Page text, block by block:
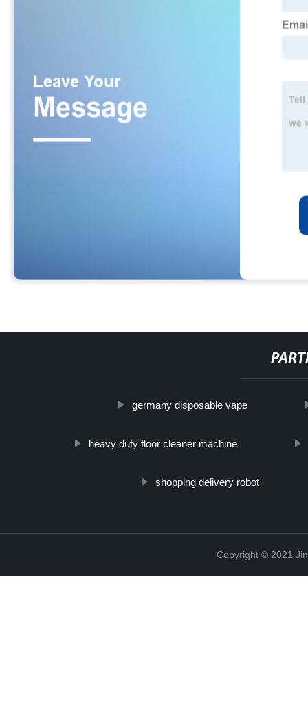
germany disposable vape
heavy duty floor cleaner machine
shopping delivery robot
Copyright © 2021